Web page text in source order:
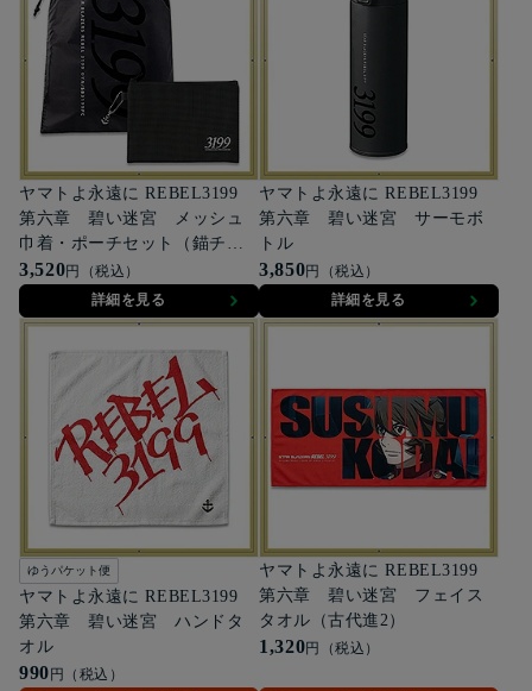
ヤマトよ永遠に REBEL3199
第六章 碧い迷宮 メッシュ
巾着・ポーチセット（錨チャ
ーム付き）
3,520円（税込）
詳細を見る
ヤマトよ永遠に REBEL3199
第六章 碧い迷宮 サーモボ
トル
3,850円（税込）
詳細を見る
ゆうパケット便
ヤマトよ永遠に REBEL3199
第六章 碧い迷宮 ハンドタ
オル
990円（税込）
ヤマトよ永遠に REBEL3199
第六章 碧い迷宮 フェイス
タオル（古代進2）
1,320円（税込）